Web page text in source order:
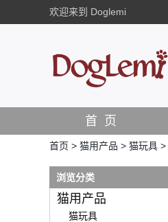
欢迎来到 Doglemi
首 页
首页 > 猫用产品 > 猫玩具 >
浏览分类
猫用产品
猫玩具